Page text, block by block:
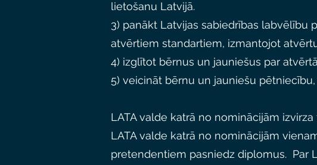
lietošanu Latvijā.
3) panākt Latvijas sabiedrības labvēlību
atvērtiem standartiem, izmantojot
4) izglītot bērnus un jauniešus par
5) veicināt bērnu un jauniešu
LATA valde katrā no nominācijām
LATA valde katrā no nominācijām
pretendentiem pasniedz diplomus. Par